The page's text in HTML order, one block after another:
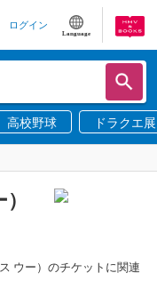
ログイン
Language
高校野球 ドラクエ展
ウー）のチケットに関連